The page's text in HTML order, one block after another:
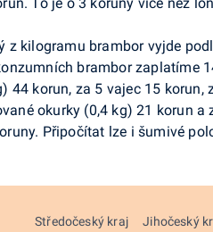
z kilogramu brambor vyjde
brambor zaplatíme
44 korun, za 5 vajec 15 korun,
okurky (0,4 kg) 21 korun
Připočítat lze i šumivé
Středočeský kraj Jihočeský